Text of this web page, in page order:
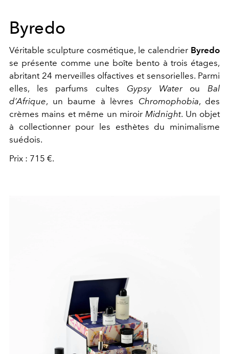
Byredo
Véritable sculpture cosmétique, le calendrier Byredo
se présente comme une boîte bento à trois étages,
abritant 24 merveilles olfactives et sensorielles. Parmi
elles, les parfums cultes Gypsy WaterouBal
d’Afrique, un baume à lèvres Chromophobia, des
crèmes mains et même un miroirMidnight. Un objet
à collectionner pour les esthètes du minimalisme
suédois.
Prix : 715 €.